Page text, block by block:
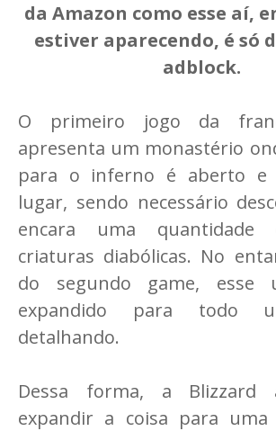
da Amazon como esse aí,
estiver aparecendo, é só
adblock.
O primeiro jogo da
apresenta um monastério
para o inferno é aberto e
lugar, sendo necessário
encara uma quantidade
criaturas diabólicas. No
do segundo game, esse
expandido para todo
detalhando.
Dessa forma, a Blizzard
expandir a coisa para